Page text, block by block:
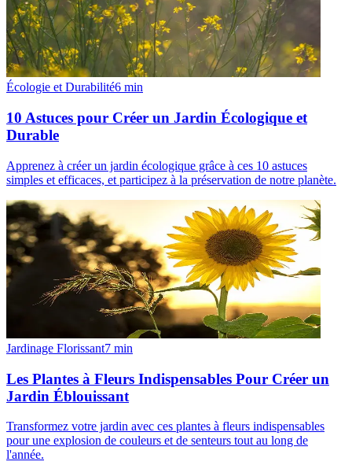
Écologie et Durabilité6 min
10 Astuces pour Créer un Jardin Écologique et
Durable
Apprenez à créer un jardin écologique grâce à ces 10 astuces
simples et efficaces, et participez à la préservation de notre planète.
Jardinage Florissant7 min
Les Plantes à Fleurs Indispensables Pour Créer un
Jardin Éblouissant
Transformez votre jardin avec ces plantes à fleurs indispensables
pour une explosion de couleurs et de senteurs tout au long de
l'année.